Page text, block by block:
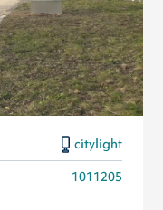
citylight
1011205